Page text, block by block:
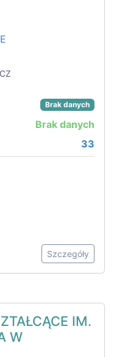
Brak danych
Brak danych
33
Szczegóły
IM.
W